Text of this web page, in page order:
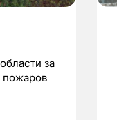
за
пожаров